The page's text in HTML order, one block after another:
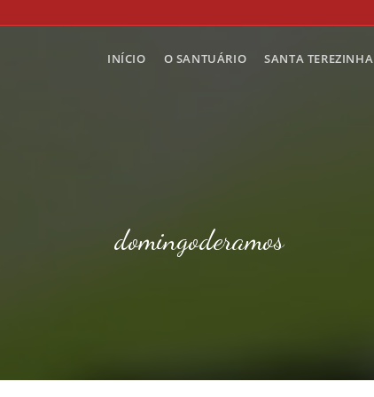
INÍCIO O SANTUÁRIO SANTA TEREZINHA
domingoderamos